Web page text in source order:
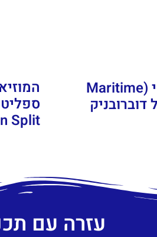
המוזיאון הימי (Maritime
Split)
עזרה עם